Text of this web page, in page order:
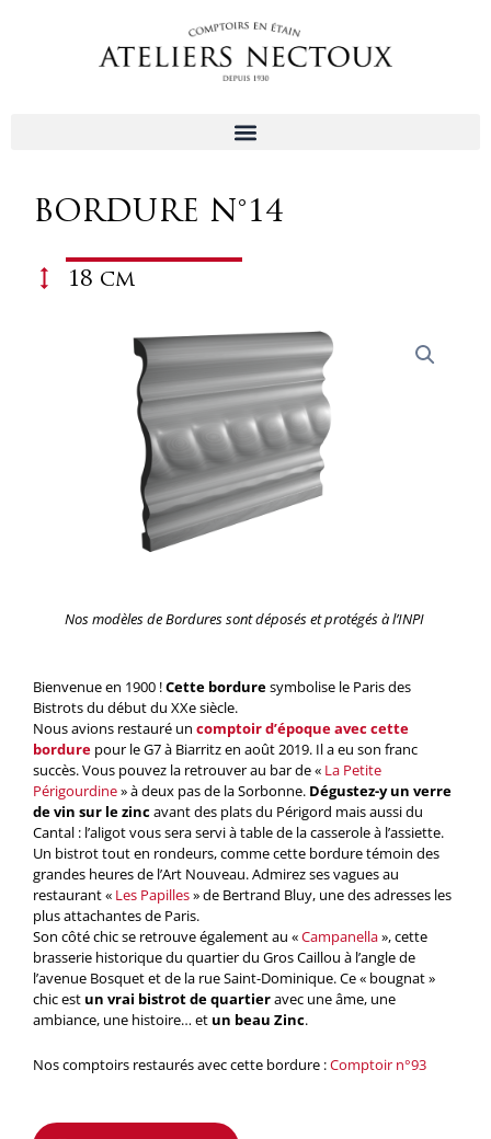
BORDURE N°14
18 cm
Nos modèles de Bordures sont déposés et protégés à l’INPI
Bienvenue en 1900 !Cette borduresymbolise le Paris des
Bistrots du début du XXe siècle.
Nous avions restauré un comptoir d’époque avec cette
bordure pour le G7 à Biarritz en août 2019. Il a eu son franc
succès. Vous pouvez la retrouver au bar de « La Petite
Périgourdine» à deux pas de la Sorbonne. Dégustez-y un verre
de vin sur le zincavant des plats du Périgord mais aussi du
Cantal : l’aligot vous sera servi à table de la casserole à l’assiette.
Un bistrot tout en rondeurs, comme cette bordure témoin des
grandes heures de l’Art Nouveau. Admirez ses vagues au
restaurant « Les Papilles» de Bertrand Bluy, une des adresses les
plus attachantes de Paris.
Son côté chic se retrouve également au «Campanella», cette
brasserie historique du quartier du Gros Caillou à l’angle de
l’avenue Bosquet et de la rue Saint-Dominique. Ce « bougnat »
chic est un vrai bistrot de quartieravec une âme, une
ambiance, une histoire… et un beau Zinc.
Nos comptoirs restaurés avec cette bordure :Comptoir n°93